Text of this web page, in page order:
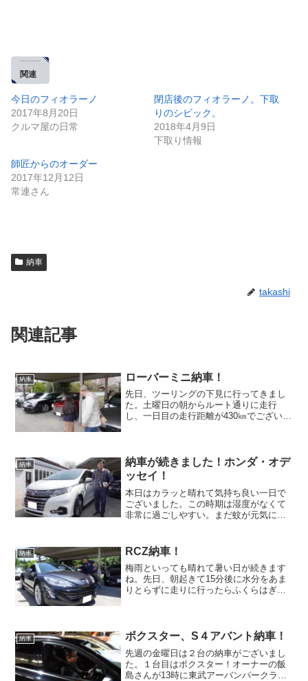
関連
今日のフィオラーノ
2017年8月20日
クルマ屋の日常
閉店後のフィオラーノ。下取
りのシビック。
2018年4月9日
下取り情報
師匠からのオーダー
2017年12月12日
常連さん
納車
takashi
関連記事
納車 ローバーミニ納車！
先日、ツーリングの下見に行ってきまし
た。土曜日の朝からルート通りに走行
し、一日目の走行距離が430㎞でございま
来ると思います。当...
納車
納車が続きました！ホンダ・オデ
ッセイ！
本日はカラッと晴れて気持ち良い一日で
ございました。この時期は湿度がなくて
非常に過ごしやすい。まだ蚊が元気にな
は行ったり来たり元気に走り回っており
ましたが、今は冬ほどの勢...
納車 RCZ納車！
梅雨といっても晴れて暑い日が続きます
ね。先日、朝起きて15分後に水分をあま
りとらずに走りに行ったらふくらはぎを
日後に走り出すと3～4...
納車 ボクスター、S４アバント納車！
先週の金曜日は２台の納車がございまし
た。１台目はボクスター！オーナーの飯
島さんが13時に東武アーバンパークライ